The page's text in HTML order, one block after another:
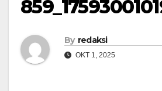
By redaksi
OKT 1, 2025